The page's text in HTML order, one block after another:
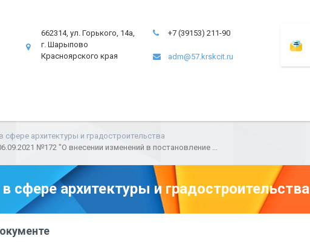
662314, ул. Горького, 14а,
г. Шарыпово
Красноярского края
+7 (39153) 211-90
adm@57.krskcit.ru
сфере архитектуры и градостроительства
№172 "О внесении изменений в постановление ...
сфере архитектуры и градостроительства